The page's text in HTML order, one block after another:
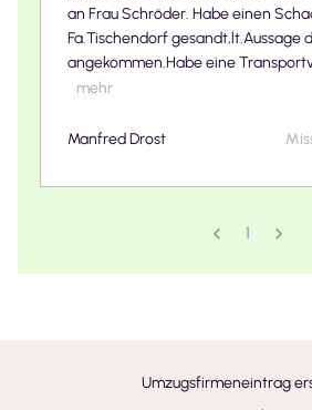
an Frau Schröder. Habe einen
Fa.Tischendorf gesandt,lt.Aussage
angekommen.Habe eine
mehr
Manfred Drost
1
Umzugsfirmeneintrag